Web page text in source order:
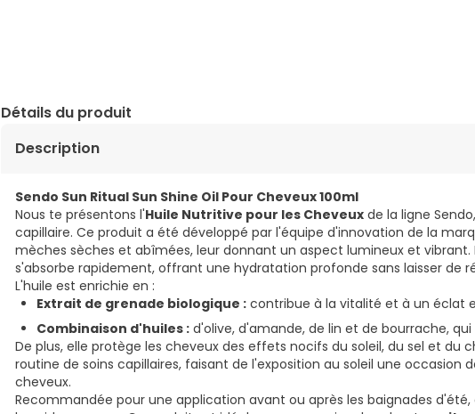
Détails du produit
Description
Sendo Sun Ritual Sun Shine Oil Pour Cheveux 100ml
Nous te présentons l'Huile Nutritive pour les Cheveux de la ligne
capillaire. Ce produit a été développé par l'équipe d'innovation de la
mèches sèches et abîmées, leur donnant un aspect lumineux et
s'absorbe rapidement, offrant une hydratation profonde sans laisser de
L'huile est enrichie en :
Extrait de grenade biologique : contribue à la vitalité et à un éclat
Combinaison d'huiles : d'olive, d'amande, de lin et de bourrache,
De plus, elle protège les cheveux des effets nocifs du soleil, du sel et du
routine de soins capillaires, faisant de l'exposition au soleil une occasion
cheveux.
Recommandée pour une application avant ou après les baignades